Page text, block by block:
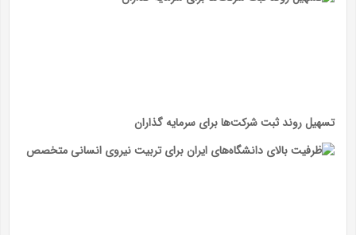
تسهیل روند ثبت شرکت‌ها برای سرمایه گذاران